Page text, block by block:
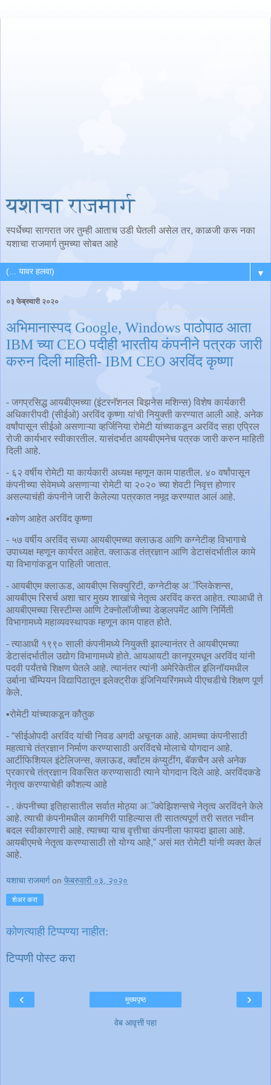
यशाचा राजमार्ग
स्पर्धेच्या सागरात जर तुम्ही आताच उडी घेतली असेल तर, काळजी करू नका
यशाचा राजमार्ग तुमच्या सोबत आहे
▼
०३ फेब्रुवारी २०२०
अभिमानास्पद Google, Windows पाठोपाठ आता
IBM च्या CEO पदीही भारतीय कंपनीने पत्रक जारी
करुन दिली माहिती- IBM CEO अरविंद कृष्णा
- जगप्रसिद्ध आयबीएमच्या (इंटरनॅशनल बिझनेस मशिन्स) विशेष कार्यकारी
अधिकारीपदी (सीईओ) अरविंद कृष्णा यांची नियुक्ती करण्यात आली आहे. अनेक
वर्षांपासून सीईओ असणाऱ्या व्हर्जिनिया रोमेटी यांच्याकडून अरविंद सहा एप्रिल
रोजी कार्यभार स्वीकारतील. यासंदर्भात आयबीएमनेच पत्रक जारी करुन माहिती
दिली आहे.
- ६२ वर्षीय रोमेटी या कार्यकारी अध्यक्ष म्हणून काम पाहतील. ४० वर्षांपासून
कंपनीच्या सेवेमध्ये असणाऱ्या रोमेटी या २०२० च्या शेवटी निवृत्त होणार
असल्याचंही कंपनीने जारी केलेल्या पत्रकात नमूद करण्यात आलं आहे.
▪️कोण आहेत अरविंद कृष्णा
- ५७ वर्षीय अरविंद सध्या आयबीएमच्या क्लाऊड आणि कग्नेटीव्ह विभागाचे
उपाध्यक्ष म्हणून कार्यरत आहेत. क्लाऊड तंत्रज्ञान आणि डेटासंदर्भातील कामे
या विभागांकडून पाहिली जातात.
- आयबीएम क्लाऊड, आयबीएम सिक्युरिटी, कग्नेटीव्ह अॅप्लिकेशन्स,
आयबीएम रिसर्च अशा चार मुख्य शाखांचे नेतृत्व अरविंद करत आहेत. त्याआधी ते
आयबीएमच्या सिस्टीम्स आणि टेक्नोलॉजीच्या डेव्हलपमेंट आणि निर्मिती
विभागामध्ये महाव्यवस्थापक म्हणून काम पाहत होते.
- त्याआधी १९९० साली कंपनीमध्ये नियुक्ती झाल्यानंतर ते आयबीएमच्या
डेटासंदर्भातील उद्योग विभागामध्ये होते. आयआयटी कानपूरमधून अरविंद यांनी
पदवी पर्यंतचे शिक्षण घेतले आहे. त्यानंतर त्यांनी अमेरिकेतील इलिनॉयमधील
उर्बाना चॅम्पियन विद्यापिठातून इलेक्ट्रीक इंजिनियरिंगमध्ये पीएचडीचे शिक्षण पूर्ण
केले.
▪️रोमेटी यांच्याकडून कौतुक
- “सीईओपदी अरविंद यांची निवड अगदी अचूनक आहे. आमच्या कंपनीसाठी
महत्वाचे तंत्रज्ञान निर्माण करण्यासाठी अरविंदचे मोलाचे योगदान आहे.
आर्टीफिशियल इंटेलिजन्स, क्लाऊड, क्वॉंटम कंप्युटींग, बॅकचैन असे अनेक
प्रकारचे तंत्रज्ञान विकसित करण्यासाठी त्याने योगदान दिले आहे. अरविंदकडे
नेतृत्व करण्याचेही कौशल्य आहे
- . कंपनीच्या इतिहासातील सर्वात मोठ्या अॅक्वेझिशन्सचे नेतृत्व अरविंदने केले
आहे. त्याची कंपनीमधील कामगिरी पाहिल्यास ती सातत्यपूर्ण तरी सतत नवीन
बदल स्वीकारणारी आहे. त्याच्या याच वृत्तीचा कंपनीला फायदा झाला आहे.
आयबीएमचे नेतृत्व करण्यासाठी तो योग्य आहे,” असं मत रोमेटी यांनी व्यक्त केलं
आहे.
यशाचा राजमार्ग on फेब्रुवारी ०३, २०२०
शेअर करा
कोणत्याही टिप्पण्‍या नाहीत:
टिप्पणी पोस्ट करा
‹ ›
मुख्यपृष्ठ
वेब आवृत्ती पहा